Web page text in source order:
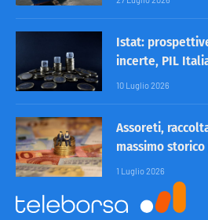
Istat:
incerte, PIL
10 Luglio 2026
Assoreti,
massimo
1 Luglio 2026